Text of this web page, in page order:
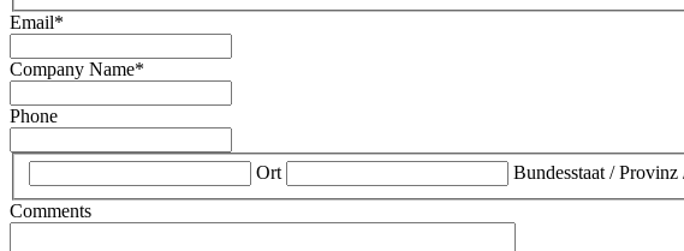
Email*
Company Name*
Phone
Ort Bundesstaat / Provinz
Comments